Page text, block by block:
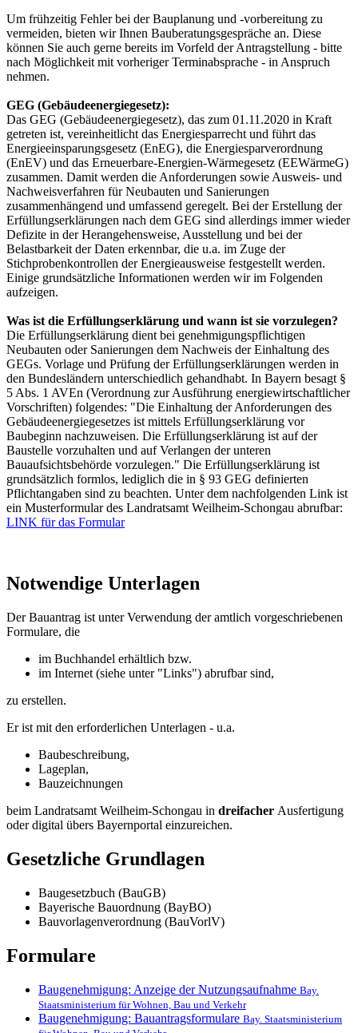
Um frühzeitig Fehler bei der Bauplanung und -vorbereitung zu
vermeiden, bieten wir Ihnen Bauberatungsgespräche an. Diese
können Sie auch gerne bereits im Vorfeld der Antragstellung - bitte
nach Möglichkeit mit vorheriger Terminabsprache - in Anspruch
nehmen.
GEG (Gebäudeenergiegesetz):
Das GEG (Gebäudeenergiegesetz), das zum 01.11.2020 in Kraft
getreten ist, vereinheitlicht das Energiesparrecht und führt das
Energieeinsparungsgesetz (EnEG), die Energiesparverordnung
(EnEV) und das Erneuerbare-Energien-Wärmegesetz (EEWärmeG)
zusammen. Damit werden die Anforderungen sowie Ausweis- und
Nachweisverfahren für Neubauten und Sanierungen
zusammenhängend und umfassend geregelt. Bei der Erstellung der
Erfüllungserklärungen nach dem GEG sind allerdings immer wieder
Defizite in der Herangehensweise, Ausstellung und bei der
Belastbarkeit der Daten erkennbar, die u.a. im Zuge der
Stichprobenkontrollen der Energieausweise festgestellt werden.
Einige grundsätzliche Informationen werden wir im Folgenden
aufzeigen.
Was ist die Erfüllungserklärung und wann ist sie vorzulegen?
Die Erfüllungserklärung dient bei genehmigungspflichtigen
Neubauten oder Sanierungen dem Nachweis der Einhaltung des
GEGs. Vorlage und Prüfung der Erfüllungserklärungen werden in
den Bundesländern unterschiedlich gehandhabt. In Bayern besagt §
5 Abs. 1 AVEn (Verordnung zur Ausführung energiewirtschaftlicher
Vorschriften) folgendes: "Die Einhaltung der Anforderungen des
Gebäudeenergiegesetzes ist mittels Erfüllungserklärung vor
Baubeginn nachzuweisen. Die Erfüllungserklärung ist auf der
Baustelle vorzuhalten und auf Verlangen der unteren
Bauaufsichtsbehörde vorzulegen." Die Erfüllungserklärung ist
grundsätzlich formlos, lediglich die in § 93 GEG definierten
Pflichtangaben sind zu beachten. Unter dem nachfolgenden Link ist
ein Musterformular des Landratsamt Weilheim-Schongau abrufbar:
LINK für das Formular
Notwendige Unterlagen
Der Bauantrag ist unter Verwendung der amtlich vorgeschriebenen
Formulare, die
im Buchhandel erhältlich bzw.
im Internet (siehe unter "Links") abrufbar sind,
zu erstellen.
Er ist mit den erforderlichen Unterlagen - u.a.
Baubeschreibung,
Lageplan,
Bauzeichnungen
beim Landratsamt Weilheim-Schongau in dreifacher Ausfertigung
oder digital übers Bayernportal einzureichen.
Gesetzliche Grundlagen
Baugesetzbuch (BauGB)
Bayerische Bauordnung (BayBO)
Bauvorlagenverordnung (BauVorlV)
Formulare
Baugenehmigung: Anzeige der Nutzungsaufnahme Bay.
Staatsministerium für Wohnen, Bau und Verkehr
Baugenehmigung: Bauantragsformulare Bay. Staatsministerium